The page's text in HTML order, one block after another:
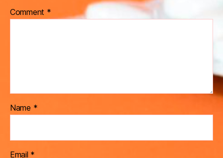
Comment *
Name *
Email *